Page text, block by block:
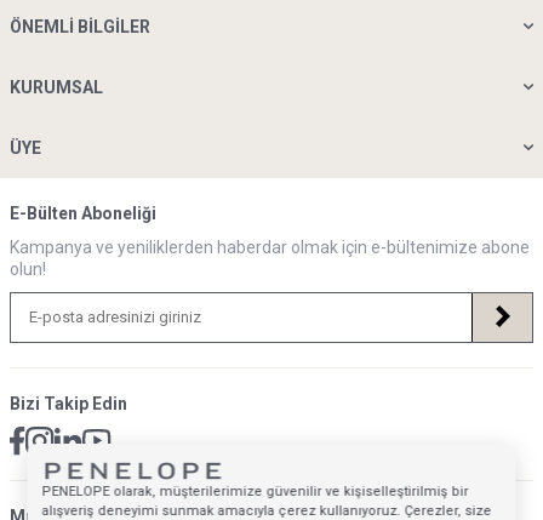
ÖNEMLI BILGILER
KURUMSAL
ÜYE
E-Bülten Aboneliği
Kampanya ve yeniliklerden haberdar olmak için e-bültenimize abone
olun!
Bizi Takip Edin
Müsteri Hizmetleri İletişim Adresi
PENELOPE olarak, müşterilerimize güvenilir ve kişiselleştirilmiş bir
alışveriş deneyimi sunmak amacıyla çerez kullanıyoruz. Çerezler, size